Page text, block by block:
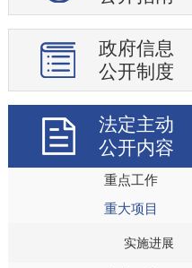
政府信息
公开制度
法定主动
公开内容
机构公开
行政权力运行
处罚强制信息
政府采购
公务员招考
重大决策预公开
重点工作
重大项目
实施进展